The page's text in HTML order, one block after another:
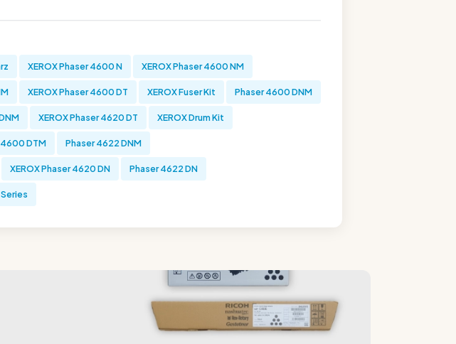
XEROX Phaser 4600 N XEROX Phaser 4600 NM
XEROX Phaser 4600 DT XEROX Fuser Kit Phaser 4600 DNM
XEROX Phaser 4620 DT XEROX Drum Kit
4600 DTM Phaser 4622 DNM
XEROX Phaser 4620 DN Phaser 4622 DN